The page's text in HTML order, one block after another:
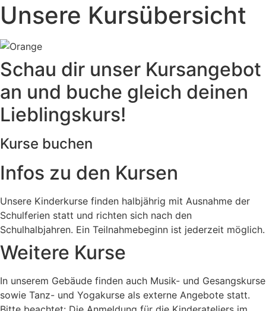
Unsere Kursübersicht
Schau dir unser Kursangebot
an und buche gleich deinen
Lieblingskurs!
Kurse buchen
Infos zu den Kursen
Unsere Kinderkurse finden halbjährig mit Ausnahme der
Schulferien statt und richten sich nach den
Schulhalbjahren. Ein Teilnahmebeginn ist jederzeit möglich.
Weitere Kurse
In unserem Gebäude finden auch Musik- und Gesangskurse
sowie Tanz- und Yogakurse als externe Angebote statt.